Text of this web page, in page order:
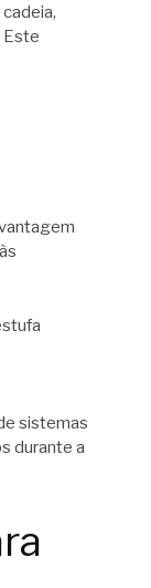
Este
sistemas
durante a